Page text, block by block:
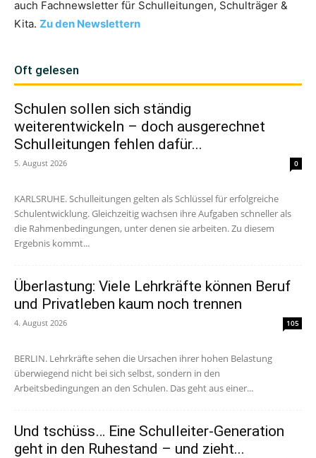
auch Fachnewsletter für Schulleitungen, Schulträger &
Kita. Zu den Newslettern
Oft gelesen
Schulen sollen sich ständig
weiterentwickeln – doch ausgerechnet
Schulleitungen fehlen dafür...
5. August 2026 0
KARLSRUHE. Schulleitungen gelten als Schlüssel für erfolgreiche
Schulentwicklung. Gleichzeitig wachsen ihre Aufgaben schneller als
die Rahmenbedingungen, unter denen sie arbeiten. Zu diesem
Ergebnis kommt...
Überlastung: Viele Lehrkräfte können Beruf
und Privatleben kaum noch trennen
4. August 2026 105
BERLIN. Lehrkräfte sehen die Ursachen ihrer hohen Belastung
überwiegend nicht bei sich selbst, sondern in den
Arbeitsbedingungen an den Schulen. Das geht aus einer...
Und tschüss… Eine Schulleiter-Generation
geht in den Ruhestand – und zieht...